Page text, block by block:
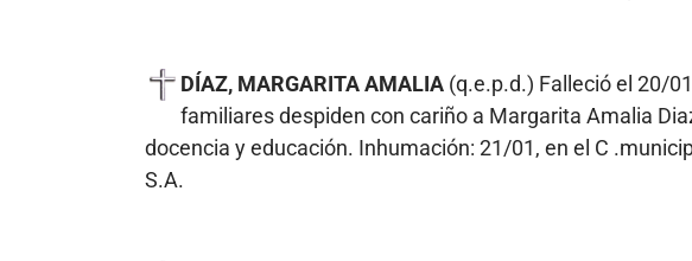
DÍAZ, MARGARITA AMALIA (q.e.p.d.) Falleció el 20/
familiares despiden con cariño a Margarita Amalia
docencia y educación. Inhumación: 21/01, en el C
S.A.